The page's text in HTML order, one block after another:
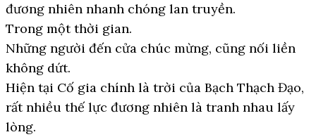
đương nhiên nhanh chóng lan truyền.
Trong một thời gian.
Những người đến cửa chúc mừng, cũng nối liền
không dứt.
Hiện tại Cố gia chính là trời của Bạch Thạch Đạo,
rất nhiều thế lực đương nhiên là tranh nhau lấy
lòng.